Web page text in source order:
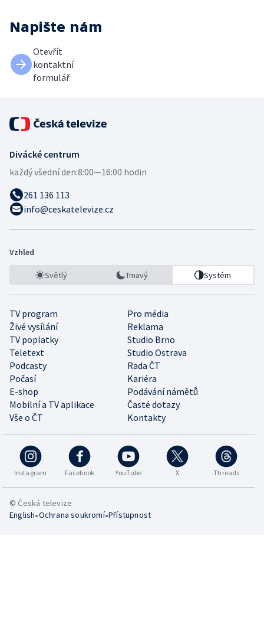
Napište nám
Otevřít
kontaktní
formulář
Divácké centrum
každý všední den:8:00—16:00 hodin
261 136 113
info@ceskatelevize.cz
Vzhled
Světlý Tmavý Systém
TV program
Pro média
Živé vysílání
Reklama
TV poplatky
Studio Brno
Teletext
Studio Ostrava
Podcasty
Rada ČT
Počasí
Kariéra
E-shop
Podávání námětů
Mobilní a TV aplikace
Časté dotazy
Vše o ČT
Kontakty
Instagram Facebook YouTube X Threads
© Česká televize
English•Ochrana soukromí•Přístupnost